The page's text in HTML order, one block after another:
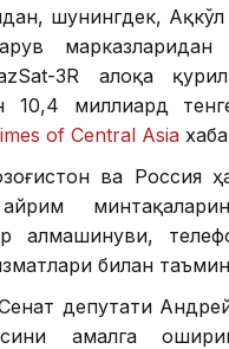
шунингдек, Ақкўл
3R алоқа
10,4 миллиард
of Central Asia
ва Россия
алмашинуви,
билан
депутати
амалга